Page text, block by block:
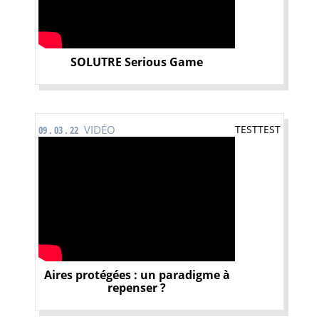
SOLUTRE Serious Game
09 . 03 . 22 VIDÉO
Aires protégées : un paradigme à
repenser ?
TESTTEST